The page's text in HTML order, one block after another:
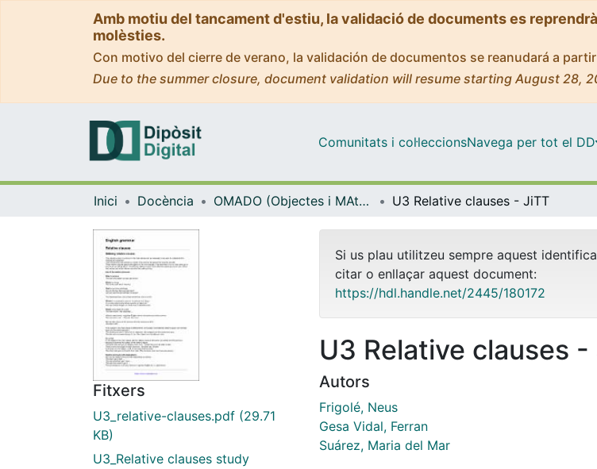
Amb motiu del tancament d'estiu, la validació de documents es
molèsties.
Con motivo del cierre de verano, la validación de documentos se reanudará a
Due to the summer closure, document validation will resume starting August 28,
Comunitats i col·leccionsNavega per tot el DD
Inici Docència OMADO (Objectes i MAterials DOcents) U3 Relative clauses - JiTT
Fitxers
U3_relative-clauses.pdf (29.71
KB)
U3_Relative clauses study
Si us plau utilitzeu sempre aquest
citar o enllaçar aquest document:
https://hdl.handle.net/2445/180172
U3 Relative clauses -
Autors
Frigolé, Neus
Gesa Vidal, Ferran
Suárez, Maria del Mar